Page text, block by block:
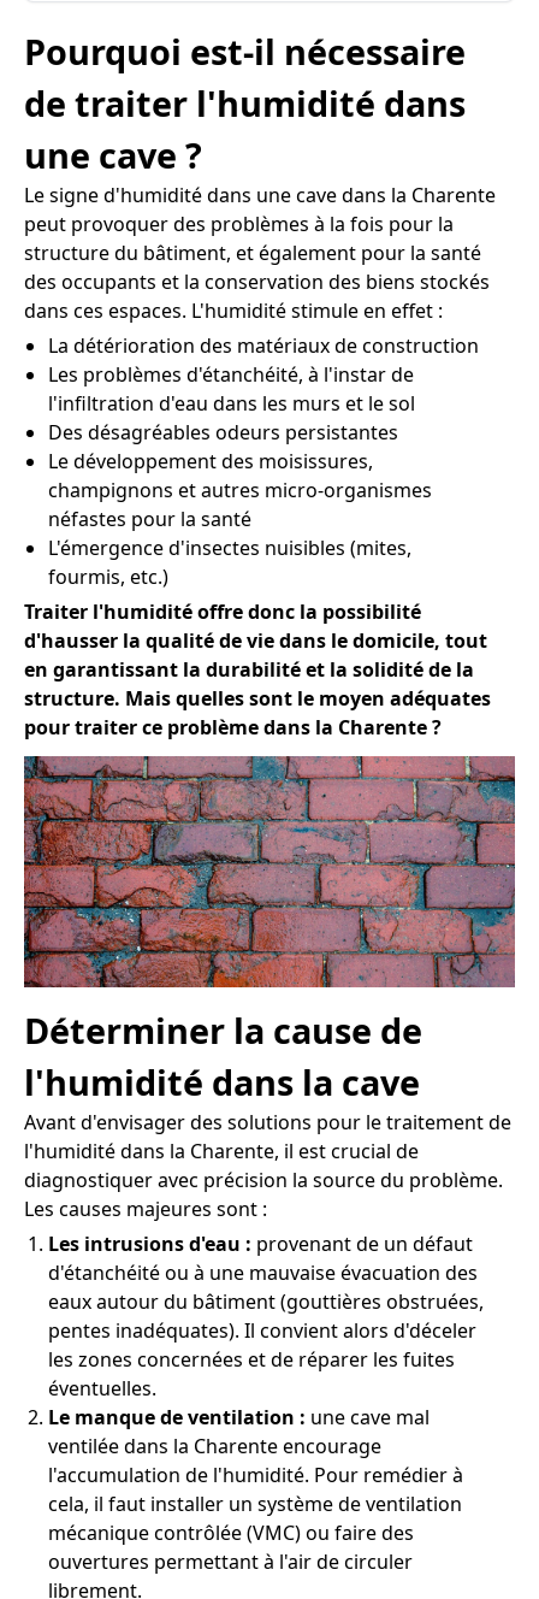
Pourquoi est-il nécessaire
de traiter l'humidité dans
une cave ?
Le signe d'humidité dans une cave dans la Charente
peut provoquer des problèmes à la fois pour la
structure du bâtiment, et également pour la santé
des occupants et la conservation des biens stockés
dans ces espaces. L'humidité stimule en effet :
La détérioration des matériaux de construction
Les problèmes d'étanchéité, à l'instar de
l'infiltration d'eau dans les murs et le sol
Des désagréables odeurs persistantes
Le développement des moisissures,
champignons et autres micro-organismes
néfastes pour la santé
L'émergence d'insectes nuisibles (mites,
fourmis, etc.)
Traiter l'humidité offre donc la possibilité
d'hausser la qualité de vie dans le domicile, tout
en garantissant la durabilité et la solidité de la
structure. Mais quelles sont le moyen adéquates
pour traiter ce problème dans la Charente ?
Déterminer la cause de
l'humidité dans la cave
Avant d'envisager des solutions pour le traitement de
l'humidité dans la Charente, il est crucial de
diagnostiquer avec précision la source du problème.
Les causes majeures sont :
Les intrusions d'eau : provenant de un défaut
d'étanchéité ou à une mauvaise évacuation des
eaux autour du bâtiment (gouttières obstruées,
pentes inadéquates). Il convient alors d'déceler
les zones concernées et de réparer les fuites
éventuelles.
Le manque de ventilation : une cave mal
ventilée dans la Charente encourage
l'accumulation de l'humidité. Pour remédier à
cela, il faut installer un système de ventilation
mécanique contrôlée (VMC) ou faire des
ouvertures permettant à l'air de circuler
librement.